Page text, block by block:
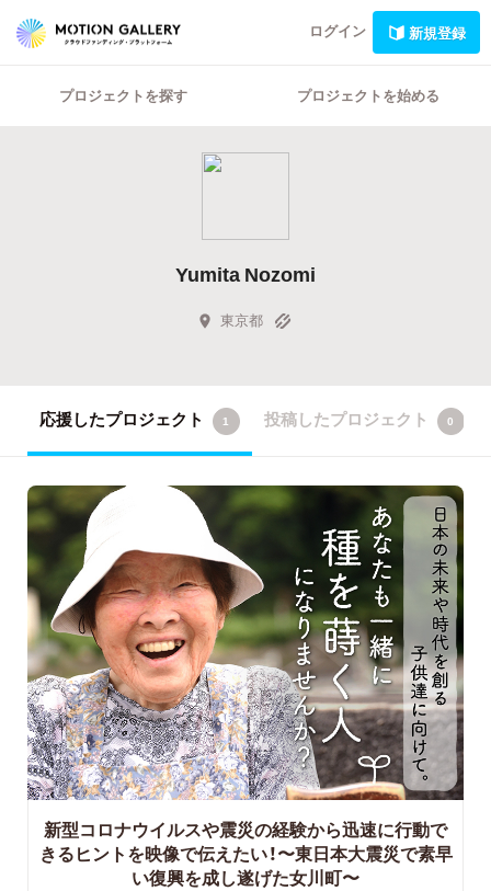
ログイン 新規登録
プロジェクトを探す プロジェクトを始める
Yumita Nozomi
東京都
応援したプロジェクト 1 投稿したプロジェクト 0
新型コロナウイルスや震災の経験から迅速に行動で
きるヒントを映像で伝えたい！〜東日本大震災で素早
い復興を成し遂げた女川町〜